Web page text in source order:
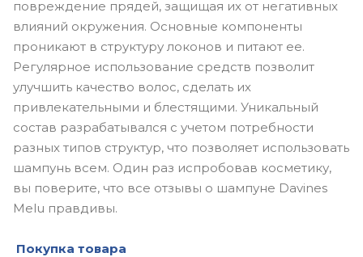
повреждение прядей, защищая их от негативных
влияний окружения. Основные компоненты
проникают в структуру локонов и питают ее.
Регулярное использование средств позволит
улучшить качество волос, сделать их
привлекательными и блестящими. Уникальный
состав разрабатывался с учетом потребности
разных типов структур, что позволяет использовать
шампунь всем. Один раз испробовав косметику,
вы поверите, что все отзывы о шампуне Davines
Melu правдивы.
Покупка товара